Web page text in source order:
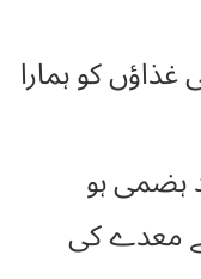
کو ہمارا
ہضمی ہو
معدے کی